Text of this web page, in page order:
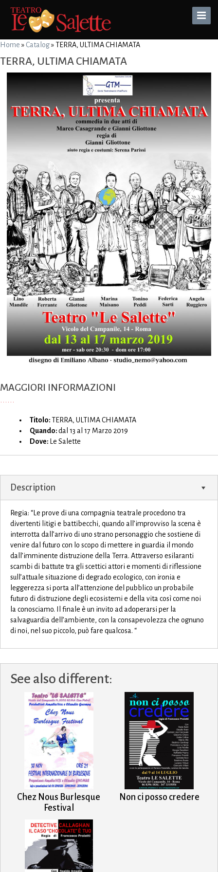
Toggle
Home »Catalog»TERRA, ULTIMA CHIAMATA
TERRA, ULTIMA CHIAMATA
MAGGIORI INFORMAZIONI
Titolo:TERRA, ULTIMA CHIAMATA
Quando:dal 13 al 17 Marzo 2019
Dove:
Le Salette
Description
Regia: “Le prove di una compagnia teatrale procedono tra
divertenti litigi e battibecchi, quando all’improvviso la scena è
interrotta dall’arrivo di uno strano personaggio che sostiene di
venire dal futuro con lo scopo di mettere in guardia il mondo
dall’imminente distruzione della Terra. Attraverso esilaranti
scambi di battute tra gli scettici attori e momenti di riflessione
sull’attuale situazione di degrado ecologico, con ironia e
leggerezza si porta all’attenzione del pubblico un probabile
futuro di distruzione degli ecosistemi e della vita così come noi
la conosciamo. Il finale è un invito ad adoperarsi per la
salvaguardia dell’ambiente, con la consapevolezza che ognuno
di noi, nel suo piccolo, può fare qualcosa. “
See also different:
Chez Nous Burlesque
Festival
Non ci posso credere